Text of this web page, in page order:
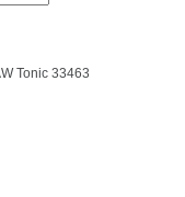
Tonic 33463